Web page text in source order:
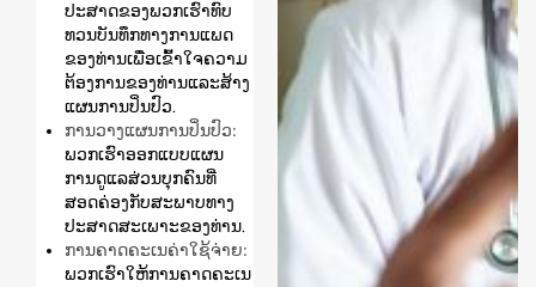
ປະສາດຂອງພວກເຮົາທົບ
ທວນບັນທຶກທາງການແພດ
ຂອງທ່ານເພື່ອເຂົ້າໃຈຄວາມ
ຕ້ອງການຂອງທ່ານແລະສ້າງ
ແຜນການປິ່ນປົວ.
ການວາງແຜນການປິ່ນປົວ:
ພວກເຮົາອອກແບບແຜນ
ການດູແລສ່ວນບຸກຄົນທີ່
ສອດຄ່ອງກັບສະພາບທາງ
ປະສາດສະເພາະຂອງທ່ານ.
ການຄາດຄະເນຄ່າໃຊ້ຈ່າຍ:
ພວກເຮົາໃຫ້ການຄາດຄະເນ